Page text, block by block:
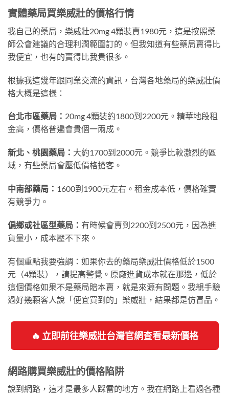
實體藥局買樂威壯的價格行情
我自己的藥局，樂威壯20mg 4顆裝賣1980元，這是按照藥
師公會建議的合理利潤範圍訂的。但我知道有些藥局賣得比
我便宜，也有的賣得比我貴很多。
根據我這幾年跟同業交流的資訊，台灣各地藥局的樂威壯價
格大概是這樣：
台北市區藥局： 20mg 4顆裝約1800到2200元。精華地段租
金高，價格普遍會貴個一兩成。
新北、桃園藥局： 大約1700到2000元。競爭比較激烈的區
域，有些藥局會壓低價格搶客。
中南部藥局： 1600到1900元左右。租金成本低，價格確實
有競爭力。
偏鄉或社區型藥局： 有時候會賣到2200到2500元，因為進
貨量小，成本壓不下來。
有個重點我要強調：如果你去的藥局樂威壯價格低於1500
元（4顆裝），請提高警覺。原廠進貨成本就在那邊，低於
這個價格如果不是藥局賠本賣，就是來源有問題。我親手驗
過好幾顆客人說「便宜買到的」樂威壯，結果都是仿冒品。
🔥 立即前往樂威壯台灣官網查看最新價格
網路購買樂威壯的價格陷阱
說到網路，這才是最多人踩雷的地方。我在網路上看過各種